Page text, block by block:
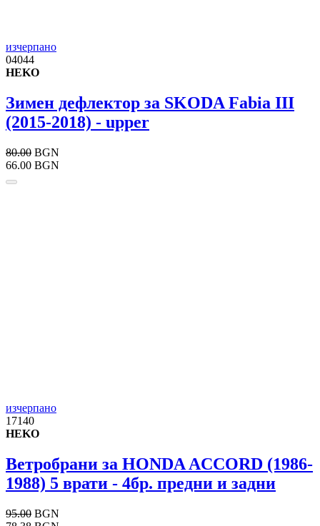
изчерпано
04044
HEKO
Зимен дефлектор за SKODA Fabia III
(2015-2018) - upper
80.00 BGN
66.00 BGN
изчерпано
17140
HEKO
Ветробрани за HONDA ACCORD (1986-
1988) 5 врати - 4бр. предни и задни
95.00 BGN